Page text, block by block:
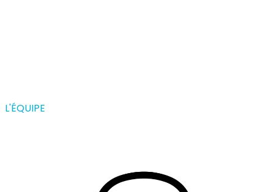
L'ÉQUIPE